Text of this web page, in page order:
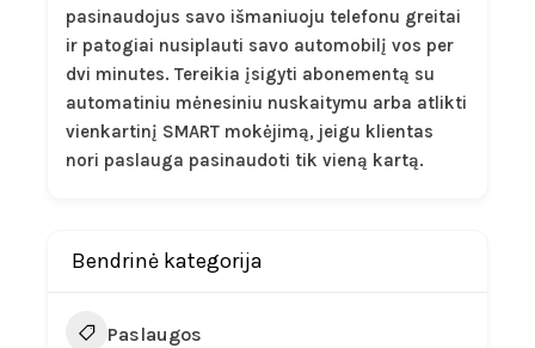
pasinaudojus savo išmaniuoju telefonu greitai
ir patogiai nusiplauti savo automobilį vos per
dvi minutes. Tereikia įsigyti abonementą su
automatiniu mėnesiniu nuskaitymu arba atlikti
vienkartinį SMART mokėjimą, jeigu klientas
nori paslauga pasinaudoti tik vieną kartą.
Bendrinė kategorija
Paslaugos